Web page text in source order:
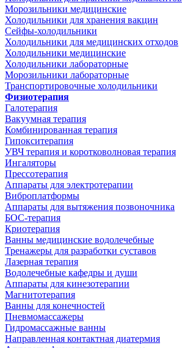
Морозильники медицинские
Холодильники для хранения вакцин
Сейфы-холодильники
Холодильники для медицинских отходов
Холодильники медицинские
Холодильники лабораторные
Морозильники лабораторные
Транспортировочные холодильники
Физиотерапия
Галотерапия
Вакуумная терапия
Комбинированная терапия
Гипокситерапия
УВЧ терапия и коротковолновая терапия
Ингаляторы
Прессотерапия
Аппараты для электротерапии
Виброплатформы
Аппараты для вытяжения позвоночника
БОС-терапия
Криотерапия
Ванны медицинские водолечебные
Тренажеры для разработки суставов
Лазерная терапия
Водолечебные кафедры и души
Аппараты для кинезотерапии
Магнитотерапия
Ванны для конечностей
Пневмомассажеры
Гидромассажные ванны
Направленная контактная диатермия